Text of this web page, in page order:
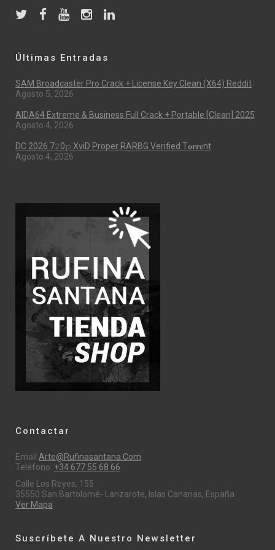
Últimas Entradas
SAM Broadcaster Pro Crack + License Key Clean (x64) Reddit
Agosto 5, 2026
AIDA64 Extreme & Business Full Crack + Portable [Clean] 2025
Agosto 4, 2026
DC 2026 7𝟸0𝚙 XviD Proper RARBG Verified T𝐨𝐫𝐫𝐞nt
Agosto 4, 2026
Contactar
Email:Arte@rufinasantana.com
Teléfono: +34 677 55 68 66
Calle Los Reyes, 155
35550 San Bartolomé- Lanzarote, Islas Canarias, España.
Ver Mapa
Suscríbete A Nuestro Newsletter